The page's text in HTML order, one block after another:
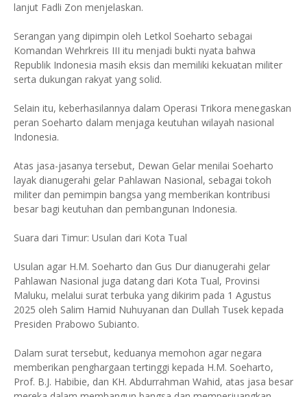
lanjut Fadli Zon menjelaskan.
Serangan yang dipimpin oleh Letkol Soeharto sebagai
Komandan Wehrkreis III itu menjadi bukti nyata bahwa
Republik Indonesia masih eksis dan memiliki kekuatan militer
serta dukungan rakyat yang solid.
Selain itu, keberhasilannya dalam Operasi Trikora menegaskan
peran Soeharto dalam menjaga keutuhan wilayah nasional
Indonesia.
Atas jasa-jasanya tersebut, Dewan Gelar menilai Soeharto
layak dianugerahi gelar Pahlawan Nasional, sebagai tokoh
militer dan pemimpin bangsa yang memberikan kontribusi
besar bagi keutuhan dan pembangunan Indonesia.
Suara dari Timur: Usulan dari Kota Tual
Usulan agar H.M. Soeharto dan Gus Dur dianugerahi gelar
Pahlawan Nasional juga datang dari Kota Tual, Provinsi
Maluku, melalui surat terbuka yang dikirim pada 1 Agustus
2025 oleh Salim Hamid Nuhuyanan dan Dullah Tusek kepada
Presiden Prabowo Subianto.
Dalam surat tersebut, keduanya memohon agar negara
memberikan penghargaan tertinggi kepada H.M. Soeharto,
Prof. B.J. Habibie, dan KH. Abdurrahman Wahid, atas jasa besar